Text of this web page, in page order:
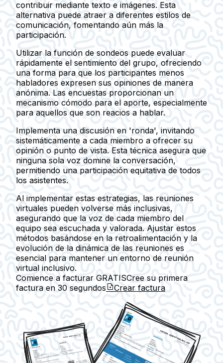
contribuir mediante texto e imágenes. Esta
alternativa puede atraer a diferentes estilos de
comunicación, fomentando aún más la
participación.
Utilizar la función de sondeos puede evaluar
rápidamente el sentimiento del grupo, ofreciendo
una forma para que los participantes menos
habladores expresen sus opiniones de manera
anónima. Las encuestas proporcionan un
mecanismo cómodo para el aporte, especialmente
para aquellos que son reacios a hablar.
Implementa una discusión en 'ronda', invitando
sistemáticamente a cada miembro a ofrecer su
opinión o punto de vista. Esta técnica asegura que
ninguna sola voz domine la conversación,
permitiendo una participación equitativa de todos
los asistentes.
Al implementar estas estrategias, las reuniones
virtuales pueden volverse más inclusivas,
asegurando que la voz de cada miembro del
equipo sea escuchada y valorada. Ajustar estos
métodos basándose en la retroalimentación y la
evolución de la dinámica de las reuniones es
esencial para mantener un entorno de reunión
virtual inclusivo.
Comience a facturar GRATISCree su primera
factura en 30 segundos Crear factura